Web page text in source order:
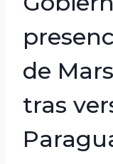
de
tras